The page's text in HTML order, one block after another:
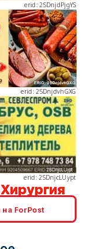
erid: 2SDnjdvhGXG
erid: 2SDnjcLUypt
на ForPost